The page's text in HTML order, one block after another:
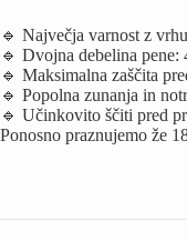
🔹 Največja varnost z
🔹 Dvojna debelina
🔹 Maksimalna zaščita
🔹 Popolna zunanja in
🔹 Učinkovito ščiti pred
Ponosno praznujemo že